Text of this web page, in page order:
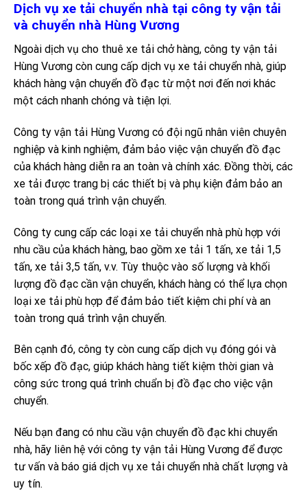
Dịch vụ xe tải chuyển nhà tại công ty vận tải
và chuyển nhà Hùng Vương
Ngoài dịch vụ cho thuê xe tải chở hàng, công ty vận tải
Hùng Vương còn cung cấp dịch vụ xe tải chuyển nhà, giúp
khách hàng vận chuyển đồ đạc từ một nơi đến nơi khác
một cách nhanh chóng và tiện lợi.
Công ty vận tải Hùng Vương có đội ngũ nhân viên chuyên
nghiệp và kinh nghiệm, đảm bảo việc vận chuyển đồ đạc
của khách hàng diễn ra an toàn và chính xác. Đồng thời, các
xe tải được trang bị các thiết bị và phụ kiện đảm bảo an
toàn trong quá trình vận chuyển.
Công ty cung cấp các loại xe tải chuyển nhà phù hợp với
nhu cầu của khách hàng, bao gồm xe tải 1 tấn, xe tải 1,5
tấn, xe tải 3,5 tấn, v.v. Tùy thuộc vào số lượng và khối
lượng đồ đạc cần vận chuyển, khách hàng có thể lựa chọn
loại xe tải phù hợp để đảm bảo tiết kiệm chi phí và an
toàn trong quá trình vận chuyển.
Bên cạnh đó, công ty còn cung cấp dịch vụ đóng gói và
bốc xếp đồ đạc, giúp khách hàng tiết kiệm thời gian và
công sức trong quá trình chuẩn bị đồ đạc cho việc vận
chuyển.
Nếu bạn đang có nhu cầu vận chuyển đồ đạc khi chuyển
nhà, hãy liên hệ với công ty vận tải Hùng Vương để được
tư vấn và báo giá dịch vụ xe tải chuyển nhà chất lượng và
uy tín.